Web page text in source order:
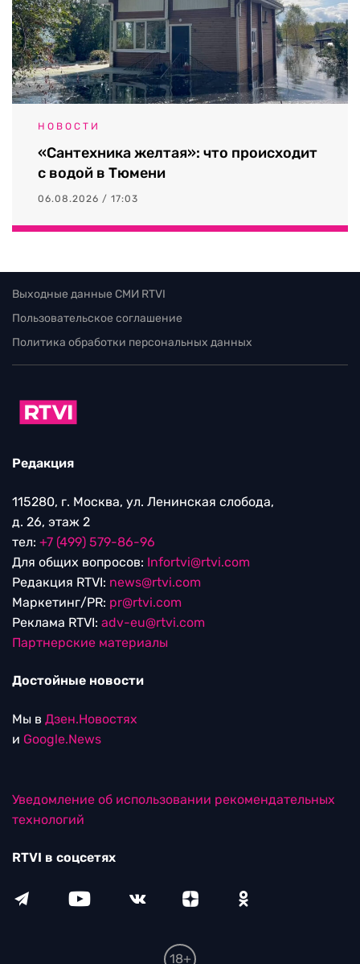
НОВОСТИ
«Сантехника желтая»: что происходит
с водой в Тюмени
06.08.2026 / 17:03
Выходные данные СМИ RTVI
Пользовательское соглашение
Политика обработки персональных данных
Редакция
115280, г. Москва, ул. Ленинская слобода,
д. 26, этаж 2
тел: +7 (499) 579-86-96
Для общих вопросов: Infortvi@rtvi.com
Редакция RTVI: news@rtvi.com
Маркетинг/PR: pr@rtvi.com
Реклама RTVI: adv-eu@rtvi.com
Партнерские материалы
Достойные новости
Мы в Дзен.Новостях
и Google.News
Уведомление об использовании рекомендательных
технологий
RTVI в соцсетях
18+